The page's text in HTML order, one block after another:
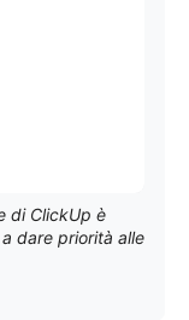
di ClickUp è
dare priorità alle